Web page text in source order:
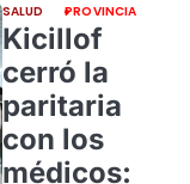
SALUD PROVINCIA
Kicillof
cerró la
paritaria
con los
médicos: